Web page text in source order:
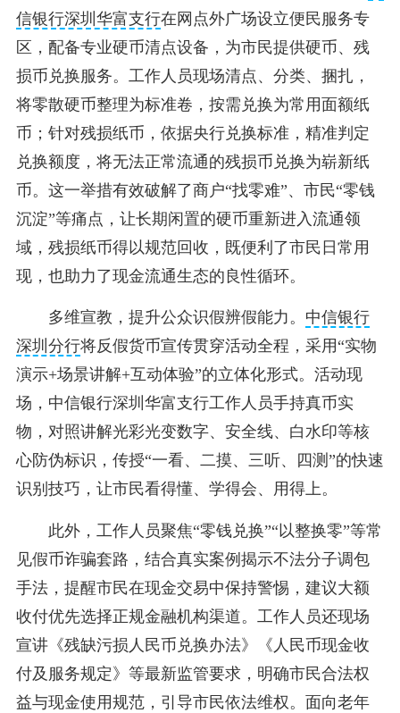
信银行深圳华富支行在网点外广场设立便民服务专
区，配备专业硬币清点设备，为市民提供硬币、残
损币兑换服务。工作人员现场清点、分类、捆扎，
将零散硬币整理为标准卷，按需兑换为常用面额纸
币；针对残损纸币，依据央行兑换标准，精准判定
兑换额度，将无法正常流通的残损币兑换为崭新纸
币。这一举措有效破解了商户“找零难”、市民“零钱
沉淀”等痛点，让长期闲置的硬币重新进入流通领
域，残损纸币得以规范回收，既便利了市民日常用
现，也助力了现金流通生态的良性循环。
多维宣教，提升公众识假辨假能力。 中信银行
深圳分行将反假货币宣传贯穿活动全程，采用“实物
演示+场景讲解+互动体验”的立体化形式。活动现
场，中信银行深圳华富支行工作人员手持真币实
物，对照讲解光彩光变数字、安全线、白水印等核
心防伪标识，传授“一看、二摸、三听、四测”的快速
识别技巧，让市民看得懂、学得会、用得上。
此外，工作人员聚焦“零钱兑换”“以整换零”等常
见假币诈骗套路，结合真实案例揭示不法分子调包
手法，提醒市民在现金交易中保持警惕，建议大额
收付优先选择正规金融机构渠道。工作人员还现场
宣讲《残缺污损人民币兑换办法》《人民币现金收
付及服务规定》等最新监管要求，明确市民合法权
益与现金使用规范，引导市民依法维权。面向老年